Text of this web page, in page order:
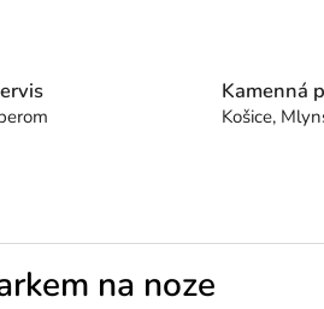
Kamenná
Košice,
na noze